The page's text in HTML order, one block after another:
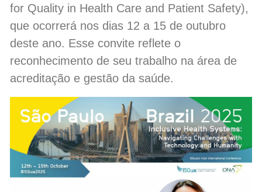
for Quality in Health Care and Patient Safety),
que ocorrerá nos dias 12 a 15 de outubro
deste ano. Esse convite reflete o
reconhecimento de seu trabalho na área de
acreditação e gestão da saúde.